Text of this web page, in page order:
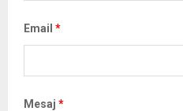
Email *
Mesaj *